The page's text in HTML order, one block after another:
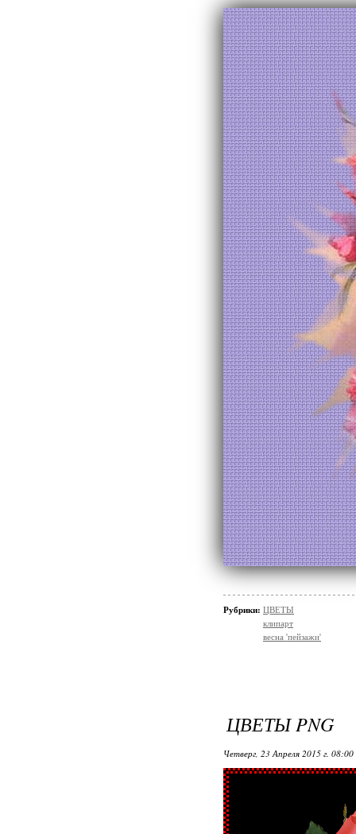
Рубрики: ЦВЕТЫ
клипарт
весна 'пейзажи'
ЦВЕТЫ PNG
Четверг, 23 Апреля 2015 г. 08:00